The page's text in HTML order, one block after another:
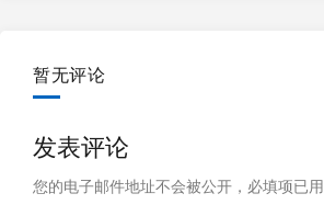
暂无评论
发表评论
您的电子邮件地址不会被公开， 必填项已用